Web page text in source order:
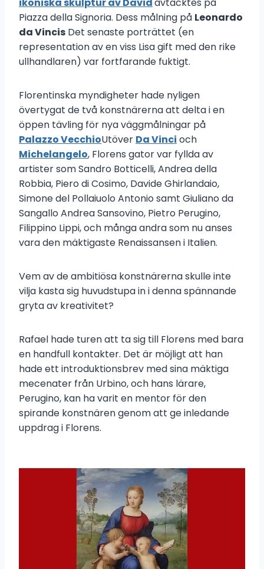
ikoniska skulptur av Davidavtäcktes på
Piazza della Signoria. Dess målning på Leonardo
da Vincis Det senaste porträttet (en
representation av en viss Lisa gift med den rike
ullhandlaren) var fortfarande fuktigt.
Florentinska myndigheter hade nyligen
övertygat de två konstnärerna att delta i en
öppen tävling för nya väggmålningar på
Palazzo VecchioUtöver Da Vinci och
Michelangelo, Florens gator var fyllda av
artister som Sandro Botticelli, Andrea della
Robbia, Piero di Cosimo, Davide Ghirlandaio,
Simone del Pollaiuolo Antonio samt Giuliano da
Sangallo Andrea Sansovino, Pietro Perugino,
Filippino Lippi, och många andra som nu anses
vara den mäktigaste Renaissansen i Italien.
Vem av de ambitiösa konstnärerna skulle inte
vilja kasta sig huvudstupa in i denna spännande
gryta av kreativitet?
Rafael hade turen att ta sig till Florens med bara
en handfull kontakter. Det är möjligt att han
hade ett introduktionsbrev med sina mäktiga
mecenater från Urbino, och hans lärare,
Perugino, kan ha varit en mentor för den
spirande konstnären genom att ge inledande
uppdrag i Florens.